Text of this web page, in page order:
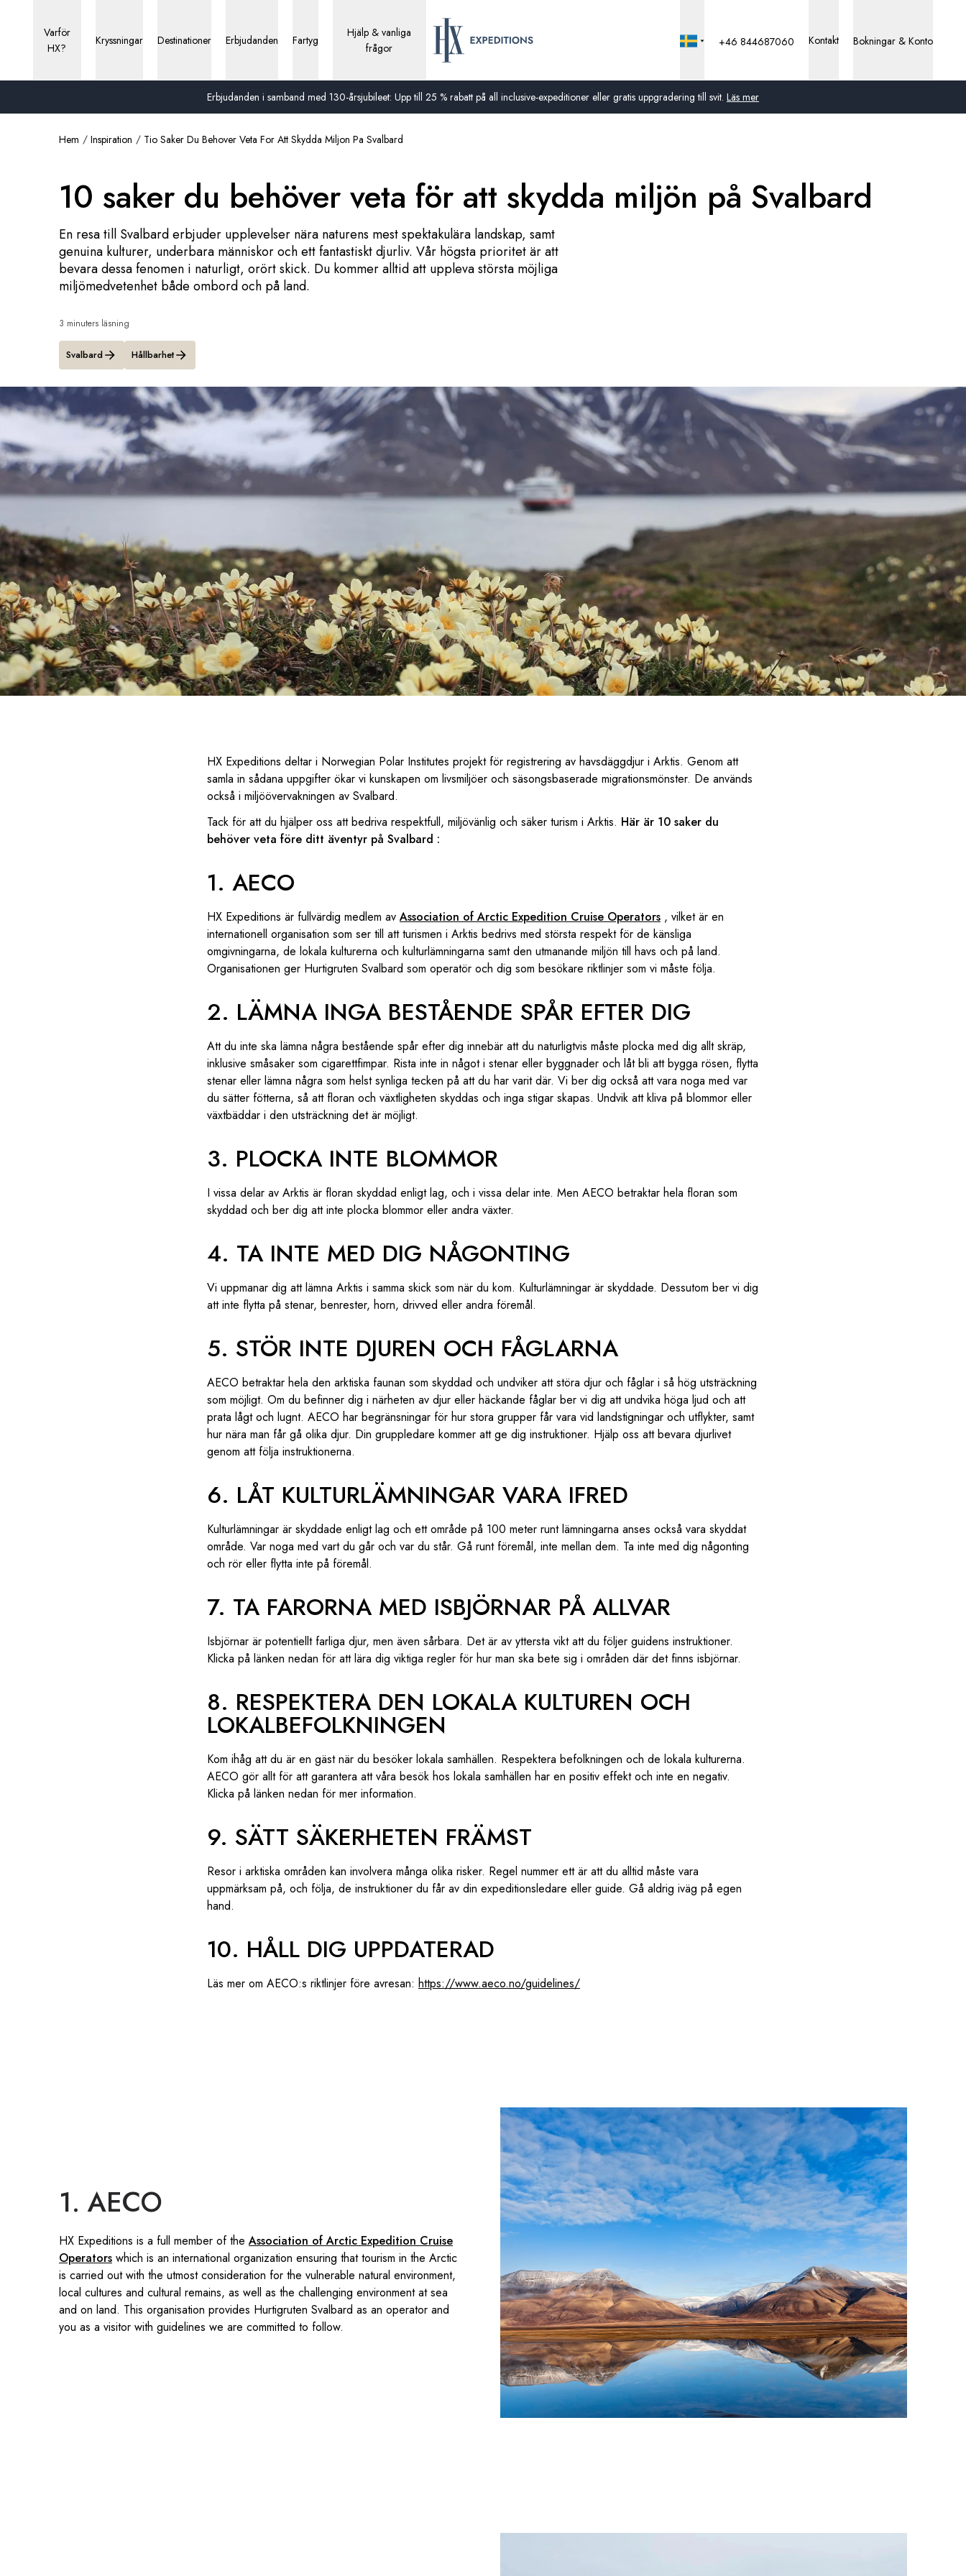
Erbjudanden i samband med 130-årsjubileet: Upp till 25 % rabatt på all inclusive-expeditioner eller gratis uppgradering till svit. Läs mer
Varför
HX?
Kryssningar Destinationer Erbjudanden Fartyg
Hjälp & vanliga
frågor
Storbritannien
Danmark
Norge
+46 844687060 Kontakt Bokningar & Konto
Hem Inspiration Tio Saker Du Behover Veta For Att Skydda Miljon Pa Svalbard
10 saker du behöver veta för att skydda miljön på Svalbard
En resa till Svalbard erbjuder upplevelser nära naturens mest spektakulära landskap, samt
genuina kulturer, underbara människor och ett fantastiskt djurliv. Vår högsta prioritet är att
bevara dessa fenomen i naturligt, orört skick. Du kommer alltid att uppleva största möjliga
miljömedvetenhet både ombord och på land.
3 minuters läsning
Svalbard Hållbarhet
HX Expeditions deltar i Norwegian Polar Institutes projekt för registrering av havsdäggdjur i Arktis. Genom att
samla in sådana uppgifter ökar vi kunskapen om livsmiljöer och säsongsbaserade migrationsmönster. De används
också i miljöövervakningen av Svalbard.
Tack för att du hjälper oss att bedriva respektfull, miljövänlig och säker turism i Arktis. Här är 10 saker du
behöver veta före ditt äventyr på Svalbard :
1. AECO
HX Expeditions är fullvärdig medlem av Association of Arctic Expedition Cruise Operators , vilket är en
internationell organisation som ser till att turismen i Arktis bedrivs med största respekt för de känsliga
omgivningarna, de lokala kulturerna och kulturlämningarna samt den utmanande miljön till havs och på land.
Organisationen ger Hurtigruten Svalbard som operatör och dig som besökare riktlinjer som vi måste följa.
2. LÄMNA INGA BESTÅENDE SPÅR EFTER DIG
Att du inte ska lämna några bestående spår efter dig innebär att du naturligtvis måste plocka med dig allt skräp,
inklusive småsaker som cigarettfimpar. Rista inte in något i stenar eller byggnader och låt bli att bygga rösen, flytta
stenar eller lämna några som helst synliga tecken på att du har varit där. Vi ber dig också att vara noga med var
du sätter fötterna, så att floran och växtligheten skyddas och inga stigar skapas. Undvik att kliva på blommor eller
växtbäddar i den utsträckning det är möjligt.
3. PLOCKA INTE BLOMMOR
I vissa delar av Arktis är floran skyddad enligt lag, och i vissa delar inte. Men AECO betraktar hela floran som
skyddad och ber dig att inte plocka blommor eller andra växter.
4. TA INTE MED DIG NÅGONTING
Vi uppmanar dig att lämna Arktis i samma skick som när du kom. Kulturlämningar är skyddade. Dessutom ber vi dig
att inte flytta på stenar, benrester, horn, drivved eller andra föremål.
5. STÖR INTE DJUREN OCH FÅGLARNA
AECO betraktar hela den arktiska faunan som skyddad och undviker att störa djur och fåglar i så hög utsträckning
som möjligt. Om du befinner dig i närheten av djur eller häckande fåglar ber vi dig att undvika höga ljud och att
prata lågt och lugnt. AECO har begränsningar för hur stora grupper får vara vid landstigningar och utflykter, samt
hur nära man får gå olika djur. Din gruppledare kommer att ge dig instruktioner. Hjälp oss att bevara djurlivet
genom att följa instruktionerna.
6. LÅT KULTURLÄMNINGAR VARA IFRED
Kulturlämningar är skyddade enligt lag och ett område på 100 meter runt lämningarna anses också vara skyddat
område. Var noga med vart du går och var du står. Gå runt föremål, inte mellan dem. Ta inte med dig någonting
och rör eller flytta inte på föremål.
7. TA FARORNA MED ISBJÖRNAR PÅ ALLVAR
Isbjörnar är potentiellt farliga djur, men även sårbara. Det är av yttersta vikt att du följer guidens instruktioner.
Klicka på länken nedan för att lära dig viktiga regler för hur man ska bete sig i områden där det finns isbjörnar.
8. RESPEKTERA DEN LOKALA KULTUREN OCH
LOKALBEFOLKNINGEN
Kom ihåg att du är en gäst när du besöker lokala samhällen. Respektera befolkningen och de lokala kulturerna.
AECO gör allt för att garantera att våra besök hos lokala samhällen har en positiv effekt och inte en negativ.
Klicka på länken nedan för mer information.
9. SÄTT SÄKERHETEN FRÄMST
Resor i arktiska områden kan involvera många olika risker. Regel nummer ett är att du alltid måste vara
uppmärksam på, och följa, de instruktioner du får av din expeditionsledare eller guide. Gå aldrig iväg på egen
hand.
10. HÅLL DIG UPPDATERAD
Läs mer om AECO:s riktlinjer före avresan: https://www.aeco.no/guidelines/
1. AECO
HX Expeditions is a full member of the Association of Arctic Expedition Cruise
Operators which is an international organization ensuring that tourism in the Arctic
is carried out with the utmost consideration for the vulnerable natural environment,
local cultures and cultural remains, as well as the challenging environment at sea
and on land. This organisation provides Hurtigruten Svalbard as an operator and
you as a visitor with guidelines we are committed to follow.